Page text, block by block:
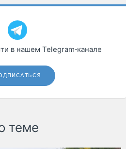
в нашем Telegram‑канале
теме